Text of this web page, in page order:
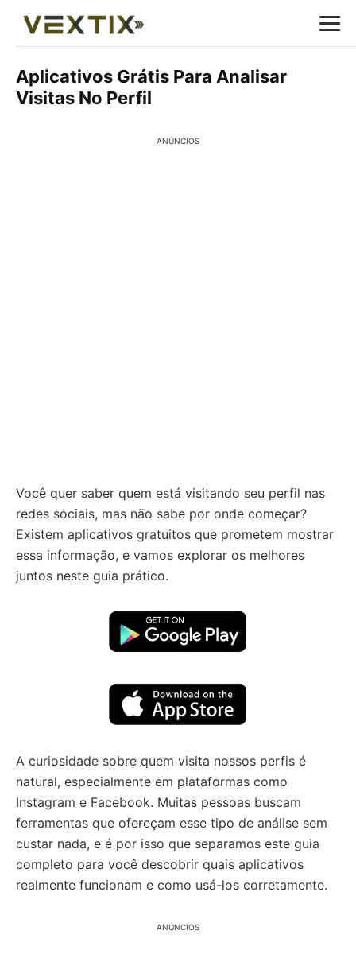
Aplicativos Grátis Para Analisar
Visitas No Perfil
ANÚNCIOS
Você quer saber quem está visitando seu perfil nas
redes sociais, mas não sabe por onde começar?
Existem aplicativos gratuitos que prometem mostrar
essa informação, e vamos explorar os melhores
juntos neste guia prático.
A curiosidade sobre quem visita nossos perfis é
natural, especialmente em plataformas como
Instagram e Facebook. Muitas pessoas buscam
ferramentas que ofereçam esse tipo de análise sem
custar nada, e é por isso que separamos este guia
completo para você descobrir quais aplicativos
realmente funcionam e como usá-los corretamente.
ANÚNCIOS